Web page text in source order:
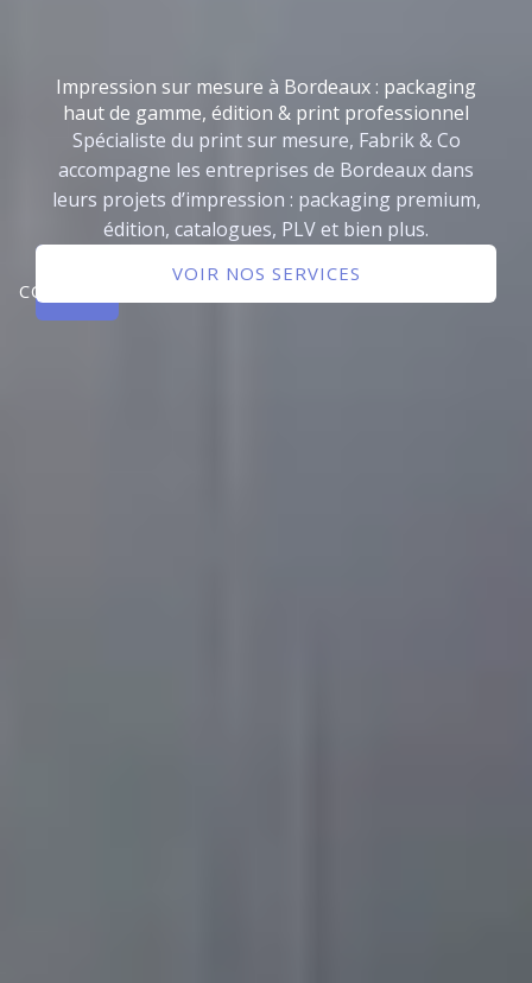
Impression sur mesure à Bordeaux : packaging
haut de gamme, édition & print professionnel
Spécialiste du print sur mesure, Fabrik & Co
accompagne les entreprises de Bordeaux dans
leurs projets d’impression : packaging premium,
édition, catalogues, PLV et bien plus.
CONTACTER
VOIR NOS SERVICES